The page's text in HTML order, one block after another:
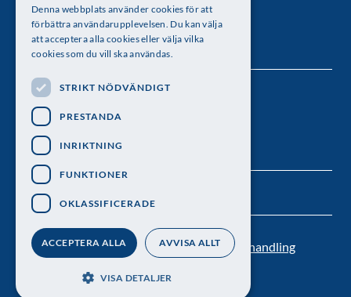
Besöksadress: Lilla Frescativägen 4A
Telefon: 08-673 95 00
Kontakt Nyhetsbrev
Personuppgiftsbehandling
Följ oss
Denna webbplats använder cookies för att
förbättra användarupplevelsen. Du kan välja
att acceptera alla cookies eller välja vilka
cookies som du vill ska användas.
STRIKT NÖDVÄNDIGT
PRESTANDA
INRIKTNING
FUNKTIONER
OKLASSIFICERADE
ACCEPTERA ALLA AVVISA ALLT
VISA DETALJER